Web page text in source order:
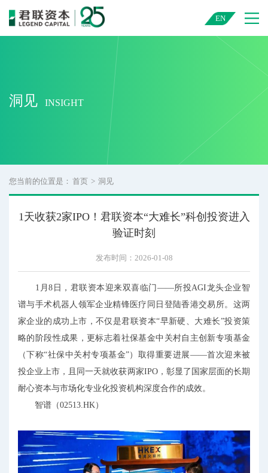
君联资本 — 中国领先的创业投资与私募股权投资机构
EN
洞见 INSIGHT
您当前的位置是： 首页 > 洞见
1天收获2家IPO！君联资本“大难长”科创投资进入
验证时刻
发布时间：2026-01-08
1月8日，君联资本迎来双喜临门——所投AGI龙头企业智
谱与手术机器人领军企业精锋医疗同日登陆香港交易所。这两
家企业的成功上市，不仅是君联资本“早新硬、大难长”投资策
略的阶段性成果，更标志着社保基金中关村自主创新专项基金
（下称“社保中关村专项基金”）取得重要进展——首次迎来被
投企业上市，且同一天就收获两家IPO，彰显了国家层面的长期
耐心资本与市场化专业化投资机构深度合作的成效。
智谱（02513.HK）